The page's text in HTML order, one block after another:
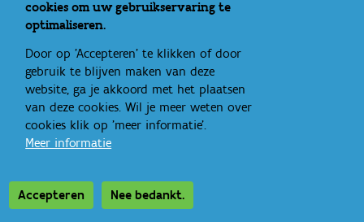
cookies om uw gebruikservaring te
optimaliseren.
Door op 'Accepteren' te klikken of door
gebruik te blijven maken van deze
website, ga je akkoord met het plaatsen
van deze cookies. Wil je meer weten over
cookies klik op 'meer informatie'.
Meer informatie
Accepteren Nee bedankt.
thema